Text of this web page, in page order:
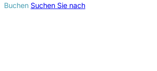
Buchen Suchen Sie nach